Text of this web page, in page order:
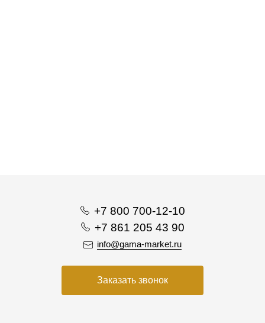
+7 800 700-12-10
+7 861 205 43 90
info@gama-market.ru
Заказать звонок